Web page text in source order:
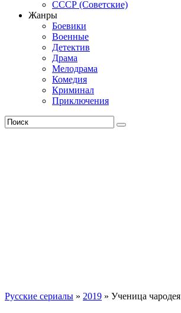
СССР (Советские)
Жанры
Боевики
Военные
Детектив
Драма
Мелодрама
Комедия
Криминал
Приключения
Русские сериалы » 2019 » Ученица чародея